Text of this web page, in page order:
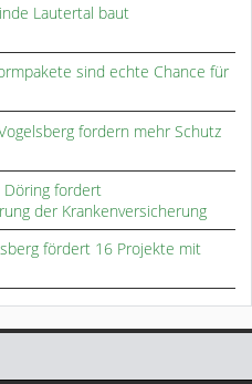
Lautertal baut
sind echte Chance für
fordern mehr Schutz
Döring fordert
der Krankenversicherung
fördert 16 Projekte mit